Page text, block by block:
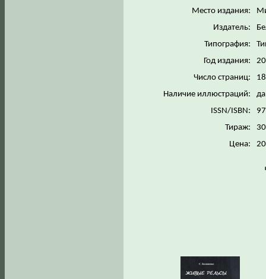
Место издания:
Издатель:
Типография:
Год издания:
Число страниц:
Наличие иллюстраций:
да
ISSN/ISBN:
Тираж:
Цена: